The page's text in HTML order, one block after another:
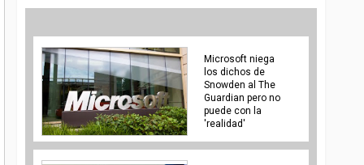
Microsoft niega
los dichos de
Snowden al The
Guardian pero no
puede con la
'realidad'